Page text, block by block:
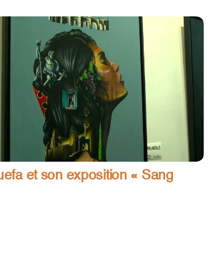
et son exposition « Sang